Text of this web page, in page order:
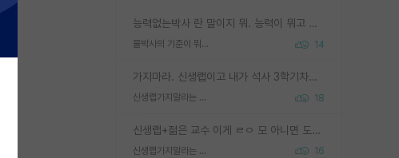
능력없는박사 란 말이지 뭐. 능력이 뭐고 능력이 있다는게 뭔지는 사람마다 기준이 다르니까 얘기해봐야 서로 자기 기준만 얘기해서 논쟁이 끝이 안나고. 주위에서 능력있고 야심있는 신입생이 교수가 유의미한 피드백을 아예 안주면서 제대로된 과제에 참여해볼 기회도 제공하지 않고 잡일 뺑뺑이만 돌려서 맨날 단순작업만 하면서 밤새다가 눈빛이 점점 죽어가는걸 본 사람은 물박사는 교수탓이라고 하고, 교수는 이것저것 알려도 주고 기회도 주고 사수 동기 붙여주면서 어떻게든 끌고가려고 하는데 본인이 매일 뺀질거리면서 출근 하는둥마는둥 하다가 기껏 와서도 폰이나 쳐다보다가 실험 망치고 저녁약속있어서 먼저 가볼게요~ 하는걸 본 사람은 물박사는 본인탓이라고 함.
물박사의 기준이 뭐임? 14
가지마라. 신생랩이고 내가 석사 3학기차인데 최고참인데 나도 아무것도 모르는데 교수가 후배들 왜 논문 교육 안시키냐. 논문 왜 안 써오냐 닦달한다
신생랩가지말라는 이유가 있었구나 18
신생랩+젊은 교수 이게 ㄹㅇ 모 아니면 도인듯.
신생랩가지말라는 이유가 있었구나 16